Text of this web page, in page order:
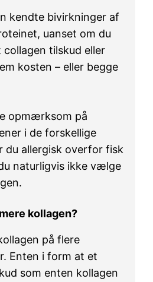
kendte bivirkninger af
uanset om du
tilskud eller
kosten – eller begge
opmærksom på
i de forskellige
du allergisk overfor fisk
naturligvis ikke vælge
kollagen?
på flere
Enten i form at et
som enten kollagen